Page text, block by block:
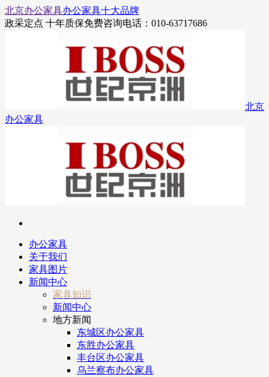
北京办公家具办公家具十大品牌
政采定点 十年质保免费咨询电话：010-63717686
北京
办公家具
办公家具
关于我们
家具图片
新闻中心
家具知识
新闻中心
地方新闻
东城区办公家具
东胜办公家具
丰台区办公家具
乌兰察布办公家具